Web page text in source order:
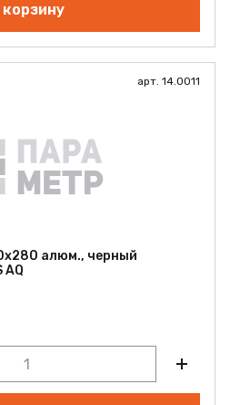
корзину
арт. 14.0011
алюм., черный